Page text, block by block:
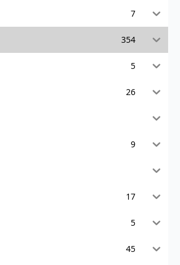
7
354
5
26
9
17
5
45